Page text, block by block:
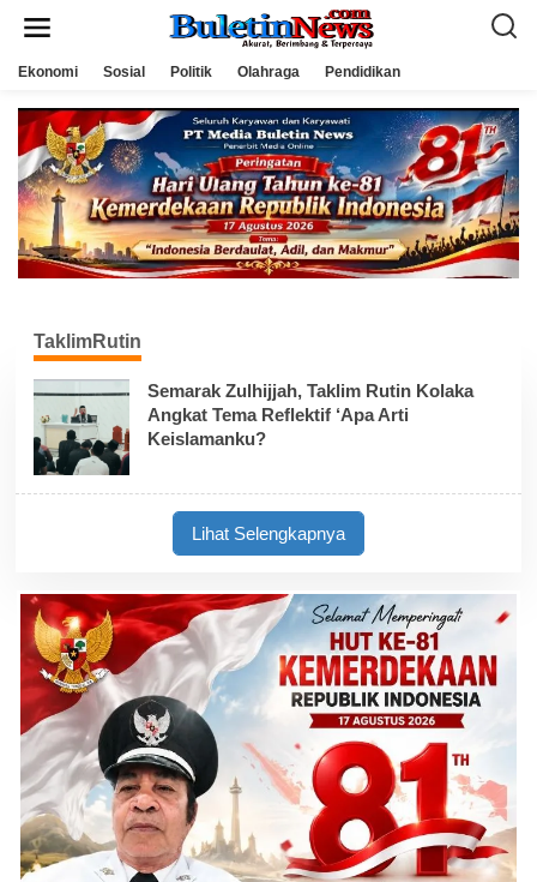
Ekonomi Sosial Politik Olahraga Pendidikan
TaklimRutin
Semarak Zulhijjah, Taklim Rutin Kolaka
Angkat Tema Reflektif ‘Apa Arti
Keislamanku?
Lihat Selengkapnya